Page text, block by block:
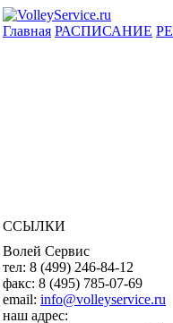
Главная РАСПИСАНИЕ
ССЫЛКИ
Волей Сервис
тел: 8 (499) 246-84-12
факс: 8 (495) 785-07-69
email: info@volleyservice.ru
наш адрес: